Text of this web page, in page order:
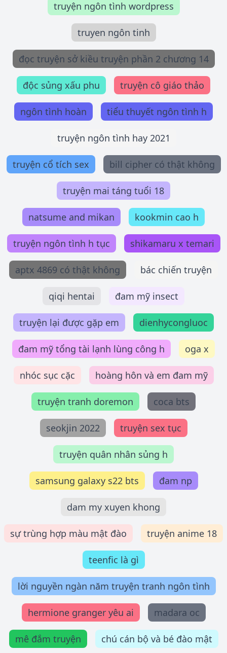
truyện ngôn tình wordpress
truyen ngôn tinh
đọc truyện sở kiều truyện phần 2 chương 14
độc sủng xấu phu truyện cô giáo thảo
ngôn tình hoàn tiểu thuyết ngôn tình h
truyện ngôn tình hay 2021
truyện cổ tích sex bill cipher có thật không
truyện mai táng tuổi 18
natsume and mikan kookmin cao h
truyện ngôn tình h tục shikamaru x temari
aptx 4869 có thật không bác chiến truyện
qiqi hentai đam mỹ insect
truyện lại được gặp em dienhycongluoc
đam mỹ tổng tài lạnh lùng công h oga x
nhóc sục cặc hoàng hôn và em đam mỹ
truyện tranh doremon coca bts
seokjin 2022 truyện sex tục
truyện quân nhân sủng h
samsung galaxy s22 bts đam np
dam my xuyen khong
sự trùng hợp màu mật đào truyện anime 18
teenfic là gì
lời nguyền ngàn năm truyện tranh ngôn tình
hermione granger yêu ai madara oc
mê đắm truyện chú cán bộ và bé đào mật